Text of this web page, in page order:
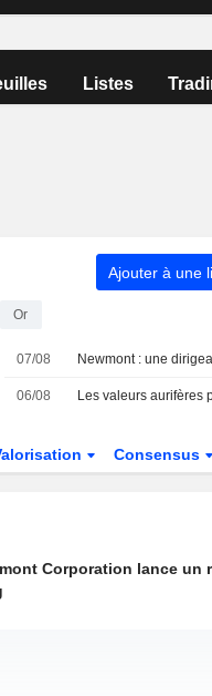
Listes
Ajouter à une
Or
07/08
06/08
Consensus
Corporation lance un